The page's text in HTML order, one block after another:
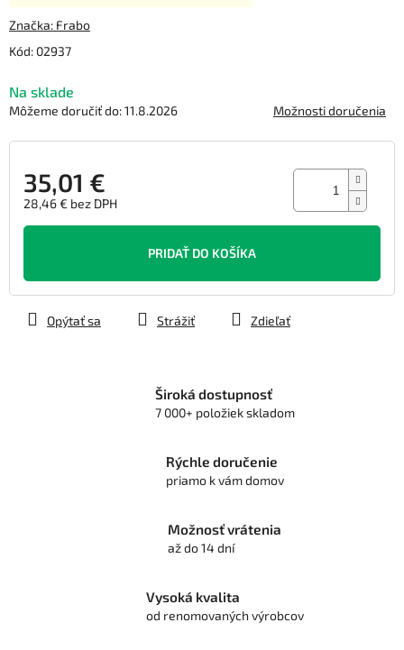
Kód: 02937
Na sklade
Môžeme doručiť do:11.8.2026 Možnosti doručenia
35,01 €
28,46 € bez DPH
Jednotková
PRIDAŤ DO KOŠÍKA
Opýtať sa Strážiť Zdieľať
produktu
0,0
5
hviezdičiek.
Značka: Frabo
Široká dostupnosť
7 000+ položiek skladom
Rýchle doručenie
priamo k vám domov
Možnosť vrátenia
až do 14 dní
Vysoká kvalita
od renomovaných výrobcov